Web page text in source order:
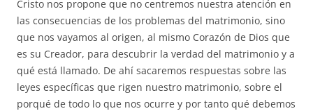
Cristo nos propone que no centremos nuestra atención en
las consecuencias de los problemas del matrimonio, sino
que nos vayamos al origen, al mismo Corazón de Dios que
es su Creador, para descubrir la verdad del matrimonio y a
qué está llamado. De ahí sacaremos respuestas sobre las
leyes específicas que rigen nuestro matrimonio, sobre el
porqué de todo lo que nos ocurre y por tanto qué debemos